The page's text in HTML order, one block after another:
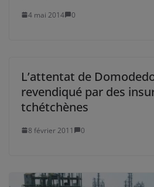
4 mai 2014 0
L’attentat de
revendiqué par des
tchétchènes
8 février 2011 0